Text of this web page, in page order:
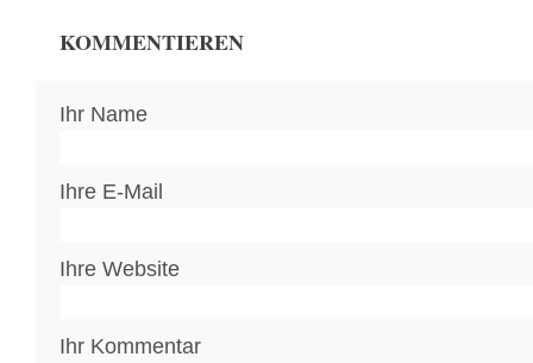
KOMMENTIEREN
Ihr Name
Ihre E-Mail
Ihre Website
Ihr Kommentar